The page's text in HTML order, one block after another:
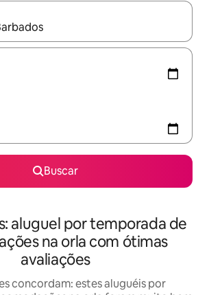
estiverem disponíveis, explore-os
Buscar
aluguel por temporada de
na orla com ótimas
avaliações
concordam: estes aluguéis por